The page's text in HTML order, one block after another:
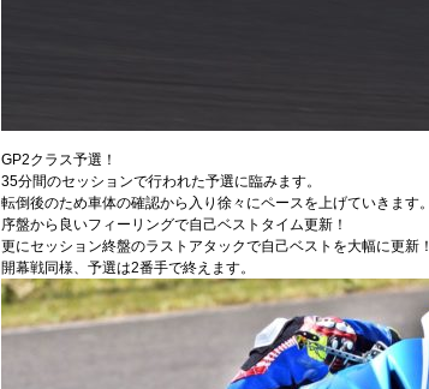
GP2クラス予選！
35分間のセッションで行われた予選に臨みます。
転倒後のため車体の確認から入り徐々にペースを上げていきます。
序盤から良いフィーリングで自己ベストタイム更新！
更にセッション終盤のラストアタックで自己ベストを大幅に更新！
開幕戦同様、予選は2番手で終えます。